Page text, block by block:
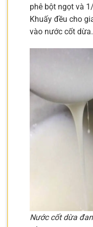
phê bột ngọt và
Khuấy đều cho
vào nước cốt dừa.
Nước cốt dừa